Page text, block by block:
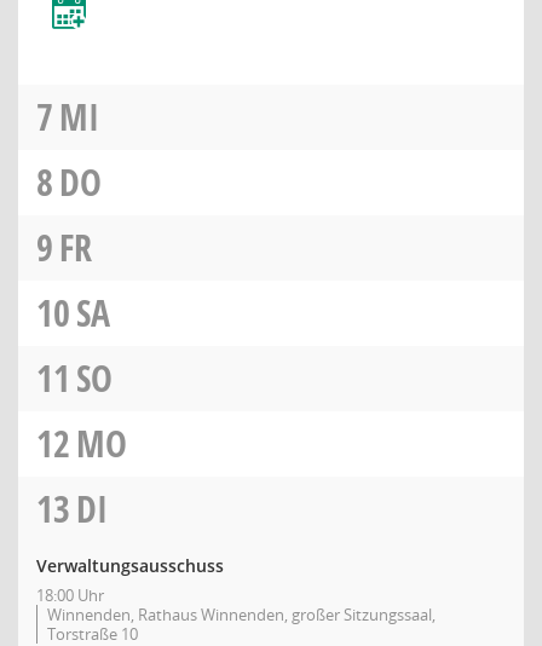
7MI
8DO
9FR
10SA
11 SO
12MO
13DI
Verwaltungsausschuss
18:00 Uhr
Winnenden, Rathaus Winnenden, großer Sitzungssaal,
Torstraße 10